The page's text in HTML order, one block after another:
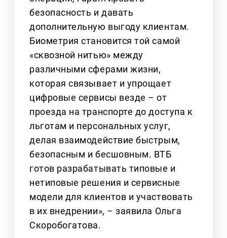
безопасность и давать
дополнительную выгоду клиентам.
Биометрия становится той самой
«сквозной нитью» между
различными сферами жизни,
которая связывает и упрощает
цифровые сервисы везде – от
проезда на транспорте до доступа к
льготам и персональных услуг,
делая взаимодействие быстрым,
безопасным и бесшовным. ВТБ
готов разрабатывать типовые и
нетиповые решения и сервисные
модели для клиентов и участвовать
в их внедрении», – заявила Ольга
Скоробогатова.